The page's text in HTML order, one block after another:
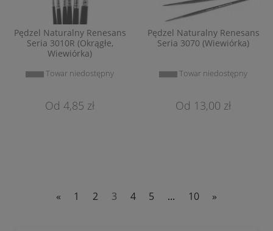
Pędzel Naturalny Renesans
Seria 3010R (Okrągłe,
Wiewiórka)
Towar niedostępny
4,85 zł
Pędzel Naturalny Renesans
Seria 3070 (Wiewiórka)
Towar niedostępny
13,00 zł
« 1 2 3 4 5 ... 10 »